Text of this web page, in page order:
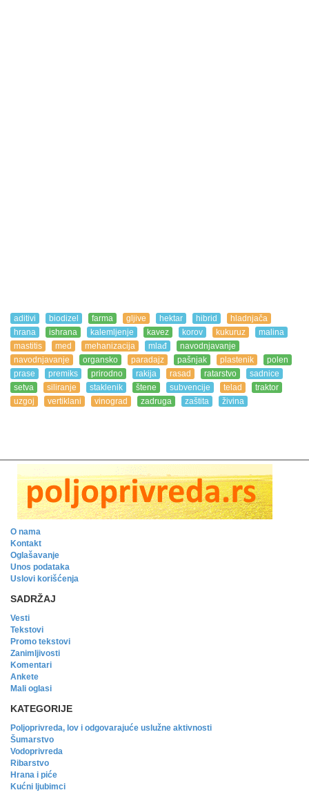
aditivi biodizel farma gljive hektar hibrid
hladnjača
hrana
ishrana kalemljenje kavez korov kukuruz
malina
mastitis
med mehanizacija mlađ
navodnjavanje
navodnjavanje
organsko paradajz pašnjak plastenik
polen
prase
premiks prirodno rakija rasad ratarstvo
sadnice
setva
siliranje staklenik štene subvencije telad
traktor
uzgoj
vertiklani vinograd zadruga zaštita živina
O nama
Kontakt
Oglašavanje
Unos podataka
Uslovi korišćenja
SADRŽAJ
Vesti
Tekstovi
Promo tekstovi
Zanimljivosti
Komentari
Ankete
Mali oglasi
KATEGORIJE
Poljoprivreda, lov i odgovarajuće uslužne aktivnosti
Šumarstvo
Vodoprivreda
Ribarstvo
Hrana i piće
Kućni ljubimci